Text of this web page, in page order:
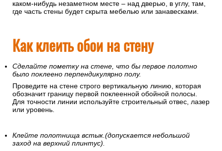
Откуда начинать клеить обои?
этом желательно использовать отвес или уровень, чтобы
полосы не пошли вкривь. Заканчивать оклеивание нужно в
где часть стены будет скрыта мебелью или занавесками.
Как клеить обои на стену
Проведите на стене строго вертикальную линию, которая
обозначит границу первой поклеенной обойной полосы.